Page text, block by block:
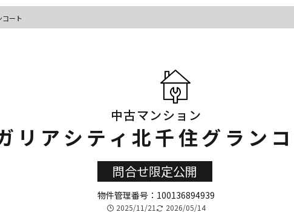
コート
中古マンション
リアシティ北千住グラン
問合せ限定公開
物件管理番号：100136894939
2025/11/21 2026/05/14